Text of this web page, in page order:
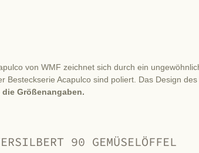
von WMF zeichnet sich durch ein
Acapulco sind poliert. Das Design
Größenangaben.
90 GEMÜSELÖFFEL